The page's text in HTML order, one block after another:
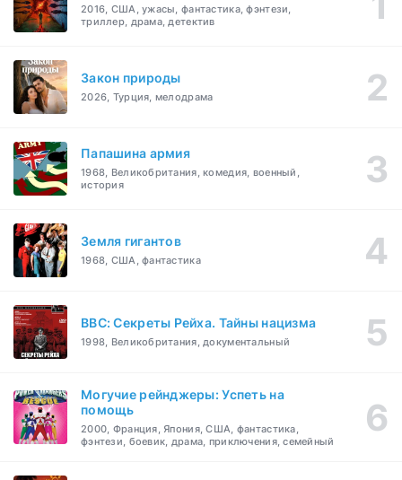
2016, США, ужасы, фантастика, фэнтези,
триллер, драма, детектив
Закон природы
2026, Турция, мелодрама
Папашина армия
1968, Великобритания, комедия, военный,
история
Земля гигантов
1968, США, фантастика
BBC: Секреты Рейха. Тайны нацизма
1998, Великобритания, документальный
Могучие рейнджеры: Успеть на
помощь
2000, Франция, Япония, США, фантастика,
фэнтези, боевик, драма, приключения, семейный